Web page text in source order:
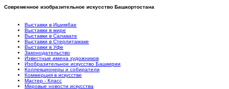
Современное изобразительное искусство Башкортостана
Выставки в Ишимбае
Выставки в мире
Выставки в Салавате
Выставки в Стерлитамаке
Выставки в Уфе
Законодательство
Известные имена художников
Изобразительное искусство Башкирии
Коллекционеры и собиратели
Коммерция в искусстве
Мастер - Класс
Мировые новости искусства